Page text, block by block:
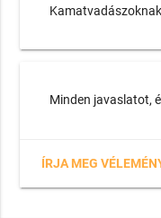
Minden javaslatot,
ÍRJA MEG